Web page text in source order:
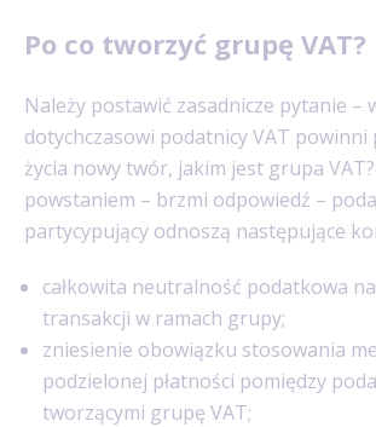
Po co tworzyć grupę VAT?
Należy postawić zasadnicze pytanie –
dotychczasowi podatnicy VAT powinni
życia nowy twór, jakim jest grupa
powstaniem – brzmi odpowiedź –
partycypujący odnoszą następujące
całkowita neutralność podatkowa
transakcji w ramach grupy;
zniesienie obowiązku stosowania
podzielonej płatności pomiędzy
tworzącymi grupę VAT;